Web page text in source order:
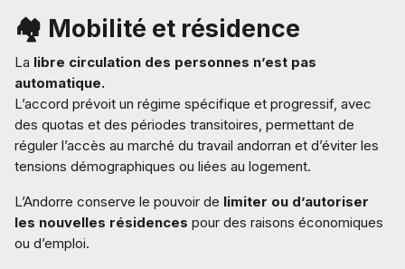
🏘️ Mobilité et résidence
La libre circulation des personnes n’est pas
automatique.
L’accord prévoit un régime spécifique et progressif, avec
des quotas et des périodes transitoires, permettant de
réguler l’accès au marché du travail andorran et d’éviter les
tensions démographiques ou liées au logement.
L’Andorre conserve le pouvoir de limiter ou d’autoriser
les nouvelles résidences pour des raisons économiques
ou d’emploi.